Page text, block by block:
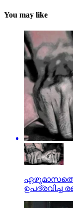
You may like
ഉപദ്രവിച്ച